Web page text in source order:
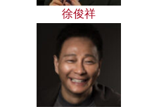
徐俊祥